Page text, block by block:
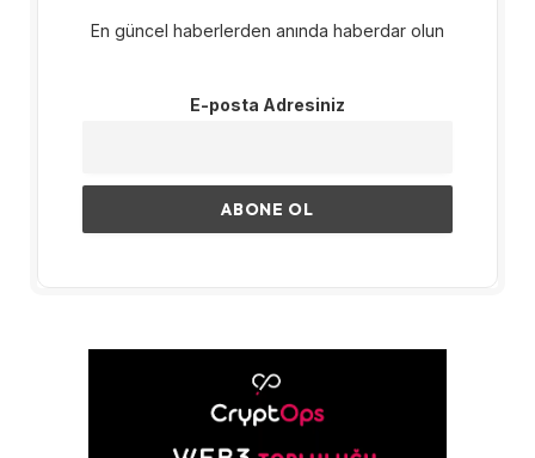
En güncel haberlerden anında haberdar olun
E-posta Adresiniz